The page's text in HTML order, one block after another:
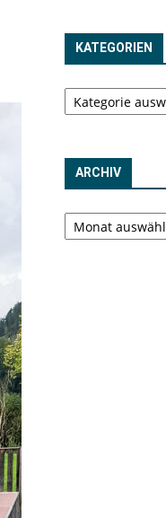
KATEGORIEN
Kategorien
ARCHIV
Archiv